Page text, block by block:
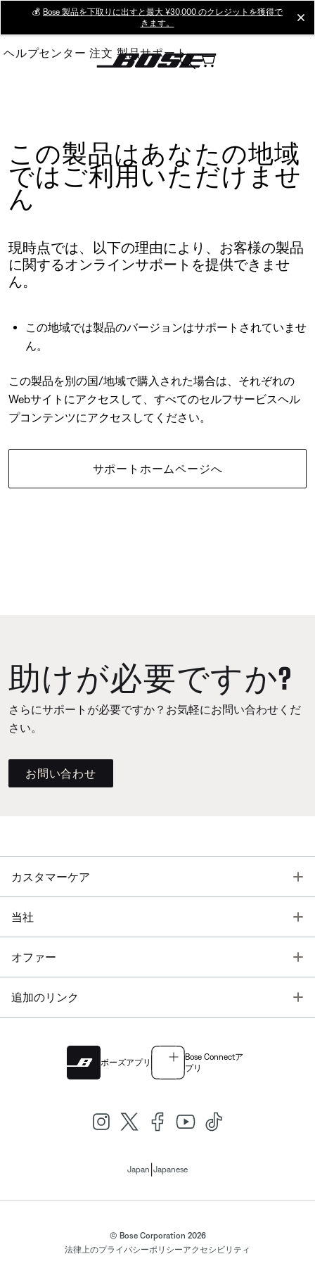
Main
💰 Bose 製品を下取りに出すと最大 ¥30,000 のクレジットを獲得で
きます。
ヘルプセンター 注文 製品サポート
この製品はあなたの地域
ではご利用いただけませ
ん
現時点では、以下の理由により、お客様の製品
に関するオンラインサポートを提供できませ
ん。
この地域では製品のバージョンはサポートされていませ
ん。
この製品を別の国/地域で購入された場合は、それぞれの
Webサイトにアクセスして、すべてのセルフサービスヘル
プコンテンツにアクセスしてください。
サポートホームページへ
助けが必要ですか?
さらにサポートが必要ですか？お気軽にお問い合わせくだ
さい。
お問い合わせ
カスタマーケア
当社
オファー
追加のリンク
ボーズアプリ
Bose Connectア
プリ
Japan Japanese
© Bose Corporation 2026
法律上のプライバシーポリシーアクセシビリティ